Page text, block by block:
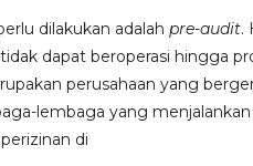
dilakukan adalah pre-audit.
dapat beroperasi hingga
perusahaan yang
lembaga yang
di